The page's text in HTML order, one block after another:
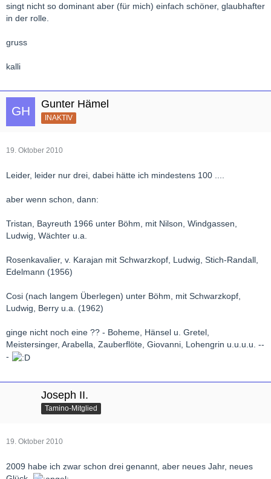
singt nicht so dominant aber (für mich) einfach schöner, glaubhafter
in der rolle.
gruss
kalli
Gunter Hämel
INAKTIV
19. Oktober 2010
Leider, leider nur drei, dabei hätte ich mindestens 100 ....
aber wenn schon, dann:
Tristan, Bayreuth 1966 unter Böhm, mit Nilson, Windgassen,
Ludwig, Wächter u.a.
Rosenkavalier, v. Karajan mit Schwarzkopf, Ludwig, Stich-Randall,
Edelmann (1956)
Cosi (nach langem Überlegen) unter Böhm, mit Schwarzkopf,
Ludwig, Berry u.a. (1962)
ginge nicht noch eine ?? - Boheme, Hänsel u. Gretel,
Meistersinger, Arabella, Zauberflöte, Giovanni, Lohengrin u.u.u.u. --
-
Joseph II.
Tamino-Mitglied
19. Oktober 2010
2009 habe ich zwar schon drei genannt, aber neues Jahr, neues